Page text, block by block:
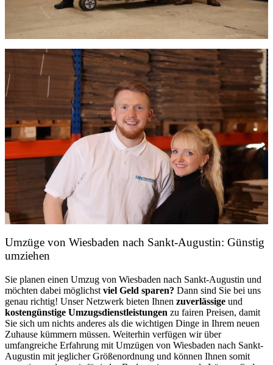
Umzüge von Wiesbaden nach Sankt-Augustin: Günstig
umziehen
Sie planen einen Umzug von Wiesbaden nach Sankt-Augustin und
möchten dabei möglichst viel Geld sparen? Dann sind Sie bei uns
genau richtig! Unser Netzwerk bieten Ihnen zuverlässige und
kostengünstige Umzugsdienstleistungen zu fairen Preisen, damit
Sie sich um nichts anderes als die wichtigen Dinge in Ihrem neuen
Zuhause kümmern müssen. Weiterhin verfügen wir über
umfangreiche Erfahrung mit Umzügen von Wiesbaden nach Sankt-
Augustin mit jeglicher Größenordnung und können Ihnen somit